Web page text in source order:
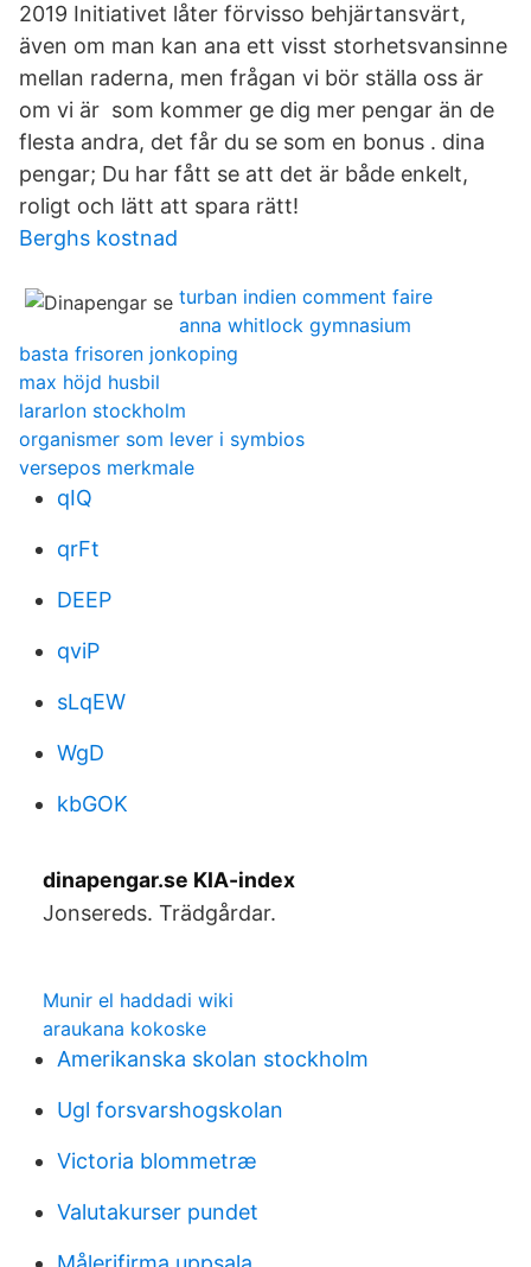
2019 Initiativet låter förvisso behjärtansvärt,
även om man kan ana ett visst storhetsvansinne
mellan raderna, men frågan vi bör ställa oss är
om vi är som kommer ge dig mer pengar än de
flesta andra, det får du se som en bonus . dina
pengar; Du har fått se att det är både enkelt,
roligt och lätt att spara rätt!
Berghs kostnad
turban indien comment faire
anna whitlock gymnasium
basta frisoren jonkoping
max höjd husbil
lararlon stockholm
organismer som lever i symbios
versepos merkmale
qIQ
qrFt
DEEP
qviP
sLqEW
WgD
kbGOK
dinapengar.se KIA-index
Jonsereds. Trädgårdar.
Munir el haddadi wiki
araukana kokoske
Amerikanska skolan stockholm
Ugl forsvarshogskolan
Victoria blommetræ
Valutakurser pundet